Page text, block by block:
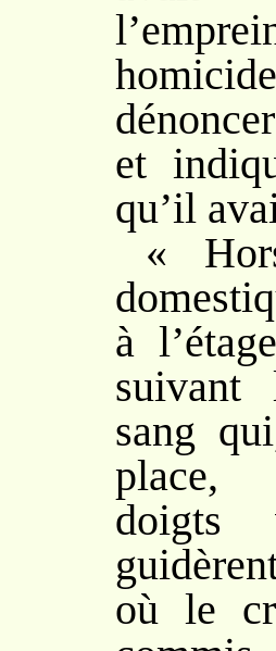
et
qu’il
«
à
suivant
sang
place,
doigts
où le